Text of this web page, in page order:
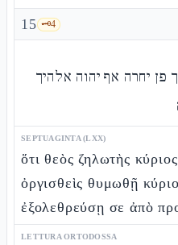
15 🗝️4
פן יחרה אף יהוה אלהיך
SEPTUAGINTA (LXX)
ὅτι θεὸς ζηλωτὴς
ὀργισθεὶς θυμωθῇ
ἐξολεθρεύσῃ σε ἀπὸ
LETTURA ORTODOSSA